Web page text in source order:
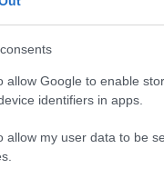
allow Google to enable
identifiers in apps.
allow my user data to be
(toboz,
területet, hogy a
segítünk"
van szükség,
a